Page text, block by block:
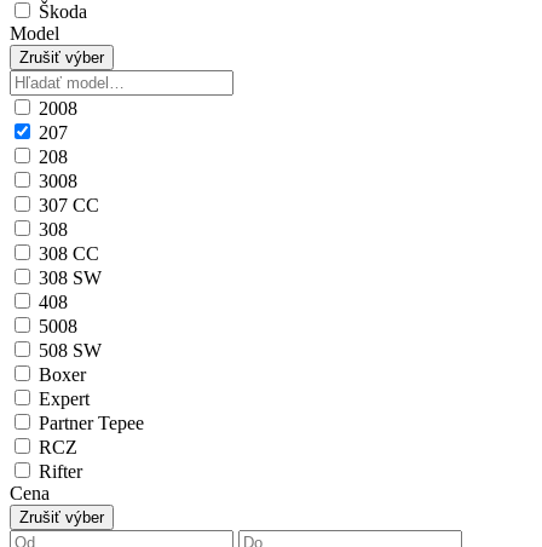
Škoda
Model
Zrušiť výber
2008
207
208
3008
307 CC
308
308 CC
308 SW
408
5008
508 SW
Boxer
Expert
Partner Tepee
RCZ
Rifter
Cena
Zrušiť výber